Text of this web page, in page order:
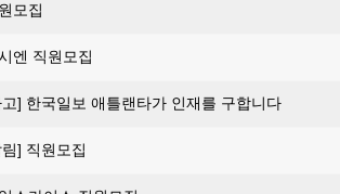
모집
엔 직원모집
고] 한국일보 애틀랜타가 인재를 구합니다
] 직원모집